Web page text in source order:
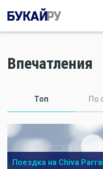
Впечатления
Топ (активнаяПо
Поездка на Chiva